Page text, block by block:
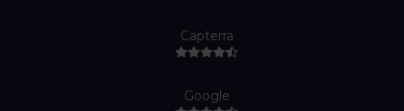
Capterra
Google